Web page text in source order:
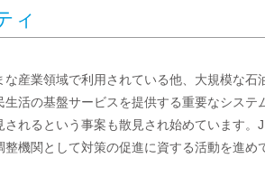
ィ
産業領域で利用されている他、大規模な
活の基盤サービスを提供する重要なシス
れるという事案も散見され始めています
機関として対策の促進に資する活動を進め